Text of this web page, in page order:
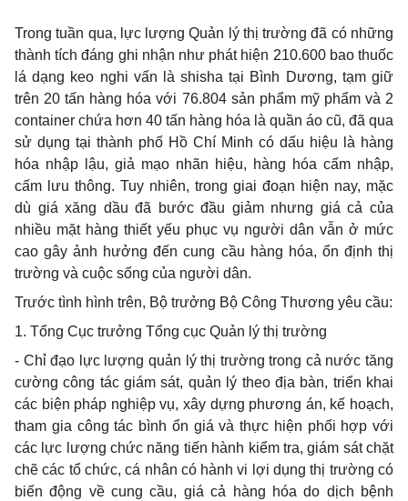
Trong tuần qua, lực lượng Quản lý thị trường đã có những
thành tích đáng ghi nhận như phát hiện 210.600 bao thuốc
lá dạng keo nghi vấn là shisha tại Bình Dương, tạm giữ
trên 20 tấn hàng hóa với 76.804 sản phẩm mỹ phẩm và 2
container chứa hơn 40 tấn hàng hóa là quần áo cũ, đã qua
sử dụng tại thành phố Hồ Chí Minh có dấu hiệu là hàng
hóa nhập lậu, giả mạo nhãn hiệu, hàng hóa cấm nhập,
cấm lưu thông. Tuy nhiên, trong giai đoạn hiện nay, mặc
dù giá xăng dầu đã bước đầu giảm nhưng giá cả của
nhiều mặt hàng thiết yếu phục vụ người dân vẫn ở mức
cao gây ảnh hưởng đến cung cầu hàng hóa, ổn định thị
trường và cuộc sống của người dân.
Trước tình hình trên, Bộ trưởng Bộ Công Thương yêu cầu:
1. Tổng Cục trưởng Tổng cục Quản lý thị trường
- Chỉ đạo lực lượng quản lý thị trường trong cả nước tăng
cường công tác giám sát, quản lý theo địa bàn, triển khai
các biện pháp nghiệp vụ, xây dựng phương án, kế hoạch,
tham gia công tác bình ổn giá và thực hiện phối hợp với
các lực lượng chức năng tiến hành kiểm tra, giám sát chặt
chẽ các tổ chức, cá nhân có hành vi lợi dụng thị trường có
biến động về cung cầu, giá cả hàng hóa do dịch bệnh